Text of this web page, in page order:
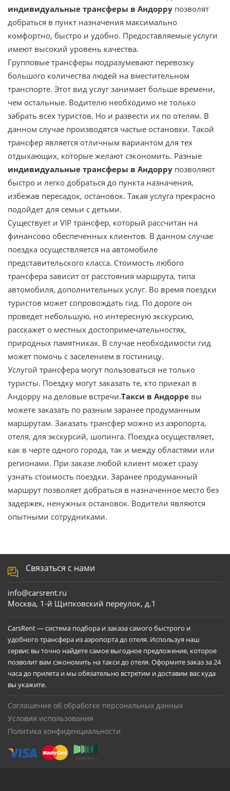
индивидуальные трансферы в Андорру позволят
добраться в пункт назначения максимально
комфортно, быстро и удобно. Предоставляемые услуги
имеют высокий уровень качества.
Групповые трансферы подразумевают перевозку
большого количества людей на вместительном
транспорте. Этот вид услуг занимает больше времени,
чем остальные. Водителю необходимо не только
забрать всех туристов. Но и развести их по отелям. В
данном случае производятся частые остановки. Такой
трансфер является отличным вариантом для тех
отдыхающих, которые желают сэкономить. Разные
индивидуальные трансферы в Андорру позволяют
быстро и легко добраться до пункта назначения,
избежав пересадок, остановок. Такая услуга прекрасно
подойдет для семьи с детьми.
Существует и VIP трансфер, который рассчитан на
финансово обеспеченных клиентов. В данном случае
поездка осуществляется на автомобиле
представительского класса. Стоимость любого
трансфера зависит от расстояния маршрута, типа
автомобиля, дополнительных услуг. Во время поездки
туристов может сопровождать гид. По дороге он
проведет небольшую, но интересную экскурсию,
расскажет о местных достопримечательностях,
природных памятниках. В случае необходимости гид
может помочь с заселением в гостиницу.
Услугой трансфера могут пользоваться не только
туристы. Поездку могут заказать те, кто приехал в
Андорру на деловые встречи.Такси в Андорре вы
можете заказать по разным заранее продуманным
маршрутам. Заказать трансфер можно из аэропорта,
отеля, для экскурсий, шопинга. Поездка осуществляет,
как в черте одного города, так и между областями или
регионами. При заказе любой клиент может сразу
узнать стоимость поездки. Заранее продуманный
маршрут позволяет добраться в назначенное место без
задержек, ненужных остановок. Водители являются
опытными сотрудниками.
Связаться с нами
info@carsrent.ru
Москва, 1-й Щипковский переулок, д.1
CarsRent — система подбора и заказа самого быстрого и
удобного трансфера из аэропорта до отеля. Используя наш
сервис вы точно найдете самое выгодное предложение, которое
позволит вам сэкономить на такси до отеля. Оформите заказ за 24
часа до прилета и мы обязательно встретим и доставим вас куда
вы укажите.
Соглашение об обработке персональных данных
Условия использования
Политика конфиденциальности